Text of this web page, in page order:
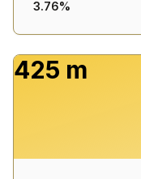
3.76%
425 m